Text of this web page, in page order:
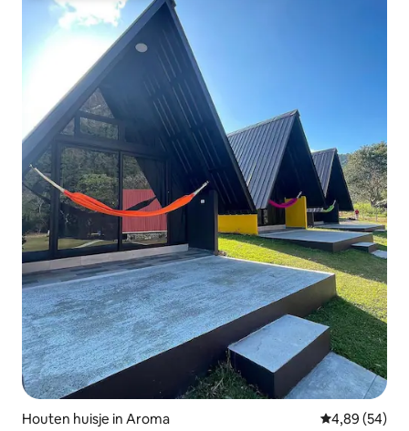
Houten huisje in Aroma Gemiddelde
4,89 (54)